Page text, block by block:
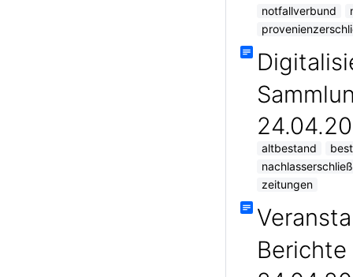
notfallverbund
altbestand
zeitungen